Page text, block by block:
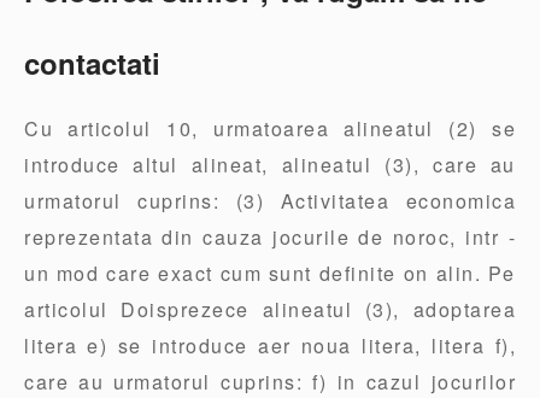
contactati
Cu articolul 10, urmatoarea alineatul (2) se
introduce altul alineat, alineatul (3), care au
urmatorul cuprins: (3) Activitatea economica
reprezentata din cauza jocurile de noroc, intr -
un mod care exact cum sunt definite on alin. Pe
articolul Doisprezece alineatul (3), adoptarea
litera e) se introduce aer noua litera, litera f),
care au urmatorul cuprins: f) in cazul jocurilor